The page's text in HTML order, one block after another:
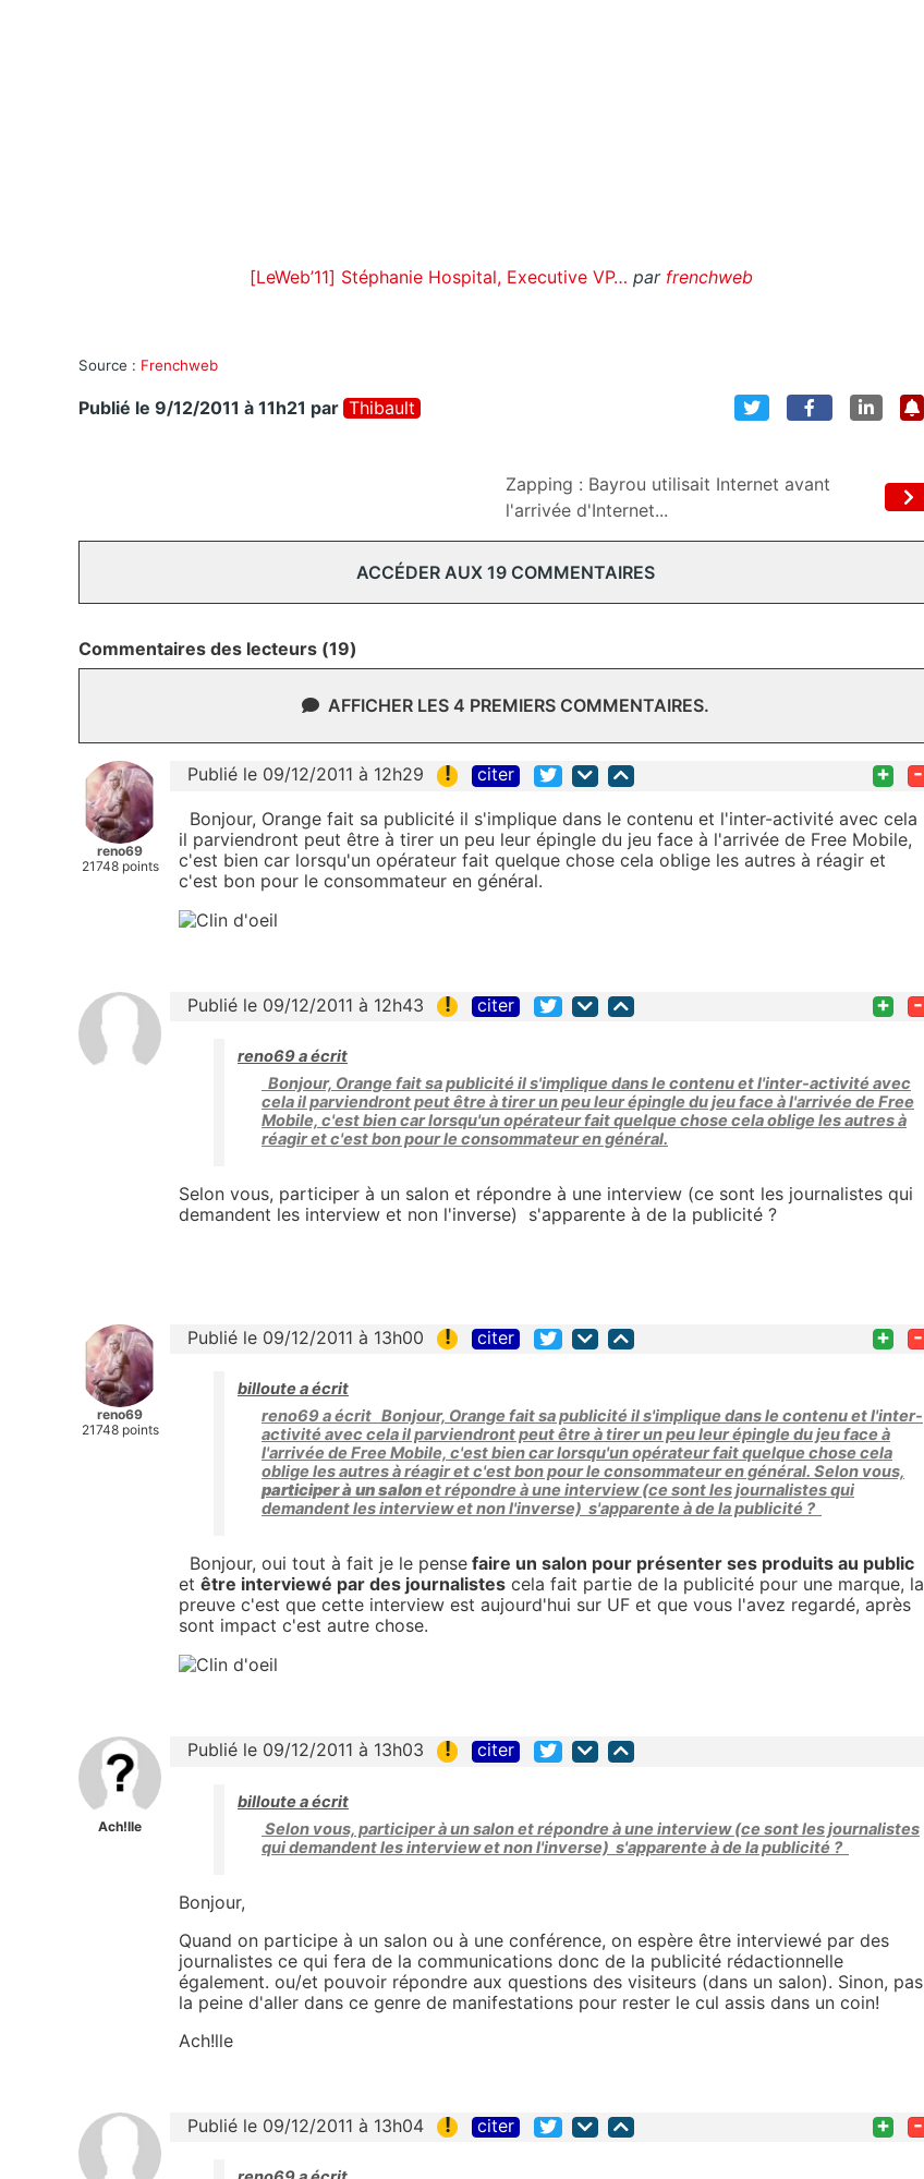
[LeWeb’11] Stéphanie Hospital, Executive VP… par frenchweb
Source : Frenchweb
Publié le 9/12/2011 à 11h21 par Thibault
Zapping : Bayrou utilisait Internet avant
l'arrivée d'Internet...
ACCÉDER AUX 19 COMMENTAIRES
Commentaires des lecteurs (19)
AFFICHER LES 4 PREMIERS COMMENTAIRES.
reno69
21748 points
Publié le 09/12/2011 à 12h29 ! citer + -
Bonjour, Orange fait sa publicité il s'implique dans le contenu et l'inter-activité avec cela
il parviendront peut être à tirer un peu leur épingle du jeu face à l'arrivée de Free Mobile,
c'est bien car lorsqu'un opérateur fait quelque chose cela oblige les autres à réagir et
c'est bon pour le consommateur en général.
Publié le 09/12/2011 à 12h43 ! citer + -
reno69 a écrit
Bonjour, Orange fait sa publicité il s'implique dans le contenu et l'inter-activité avec
cela il parviendront peut être à tirer un peu leur épingle du jeu face à l'arrivée de Free
Mobile, c'est bien car lorsqu'un opérateur fait quelque chose cela oblige les autres à
réagir et c'est bon pour le consommateur en général.
Selon vous, participer à un salon et répondre à une interview (ce sont les journalistes qui
demandent les interview et non l'inverse) s'apparente à de la publicité ?
reno69
21748 points
Publié le 09/12/2011 à 13h00 ! citer + -
billoute a écrit
reno69 a écrit Bonjour, Orange fait sa publicité il s'implique dans le contenu et l'inter-
activité avec cela il parviendront peut être à tirer un peu leur épingle du jeu face à
l'arrivée de Free Mobile, c'est bien car lorsqu'un opérateur fait quelque chose cela
oblige les autres à réagir et c'est bon pour le consommateur en général. Selon vous,
participer à un salonet répondre à une interview (ce sont les journalistes qui
demandent les interview et non l'inverse) s'apparente à de la publicité ?
Bonjour, oui tout à fait je le pense faire un salon pour présenter ses produits au public
et être interviewé par des journalistes cela fait partie de la publicité pour une marque, la
preuve c'est que cette interview est aujourd'hui sur UF et que vous l'avez regardé, après
sont impact c'est autre chose.
Ach!lle
Publié le 09/12/2011 à 13h03 ! citer
billoute a écrit
Selon vous, participer à un salon et répondre à une interview (ce sont les journalistes
qui demandent les interview et non l'inverse) s'apparente à de la publicité ?
Bonjour,
Quand on participe à un salon ou à une conférence, on espère être interviewé par des
journalistes ce qui fera de la communications donc de la publicité rédactionnelle
également. ou/et pouvoir répondre aux questions des visiteurs (dans un salon). Sinon, pas
la peine d'aller dans ce genre de manifestations pour rester le cul assis dans un coin!
Ach!lle
Publié le 09/12/2011 à 13h04 ! citer + -